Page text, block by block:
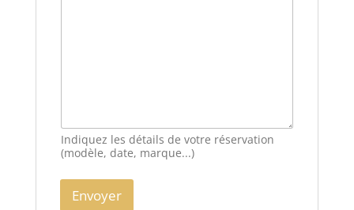
Indiquez les détails de votre réservation
(modèle, date, marque...)
Envoyer